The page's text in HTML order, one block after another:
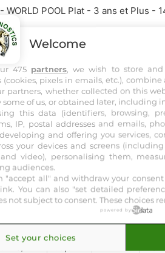
- WORLD POOL Plat - 3 ans et
: PLAT Distance :
POIDS COTES
4 -
8 61,0 -
Welcome
475 partners , we wish to store
(cookies, pixels in emails, etc.),
partners, whether collected on this
some of us, or obtained later, including
this data (identifiers, browsing,
IP, postal addresses and emails,
and offering you services,
your devices and screens
video), personalising them,
audiences.
"accept all" and withdraw your
. You can also "set detailed
not subject to consent. These choices
powered by
Set your choices